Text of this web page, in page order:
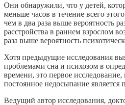
Они обнаружили, что у детей,
меньше часов в течение всего
чем в два раза выше вероятность
расстройства в раннем взрослом
раза выше вероятность
Хотя предыдущие исследования
проблемами сна и психозом в
времени, это первое исследование,
постоянное недосыпание является
Ведущий автор исследования,